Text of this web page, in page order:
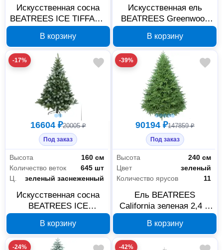
Искусственная сосна
BEATREES ICE TIFFANY
В корзину
Искусственная ель
BEATREES Greenwood
В корзину
-17%
16604 ₽20005 ₽
Под заказ
Высота
160 см
Количество веток
645 шт
зеленый заснеженный
Искусственная сосна
BEATREES ICE
1020416
В корзину
-39%
90194 ₽147859 ₽
Под заказ
Высота
240 см
Цвет
зеленый
Количество ярусов
11
Ель BEATREES
California зеленая 2,4 м
В корзину
-24% -42%